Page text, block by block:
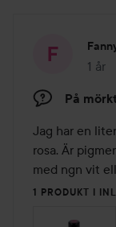
1 år
På
Jag har en
rosa. Är
med ngn vit
1 PRODUKT I